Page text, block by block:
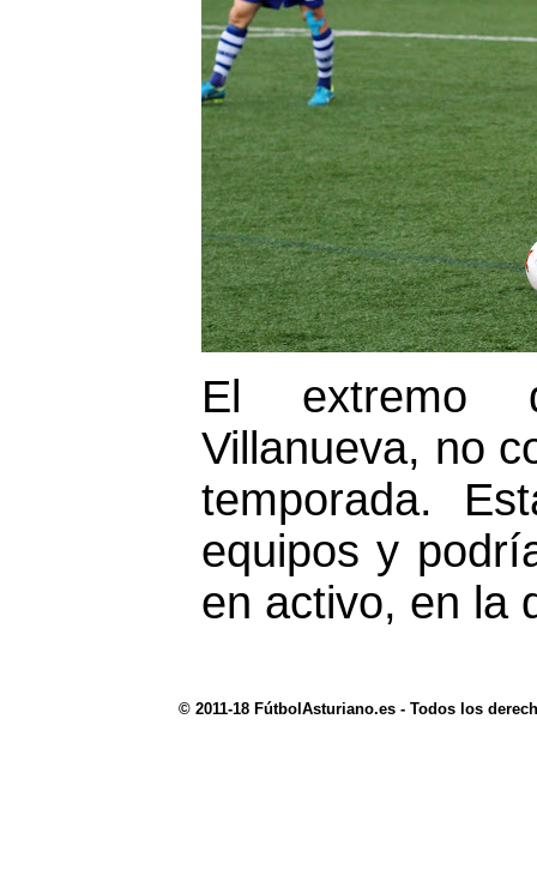
El extremo
Villanueva, no
temporada.
equipos y
en activo, en la
© 2011-18 FútbolAsturiano.es - Todos los